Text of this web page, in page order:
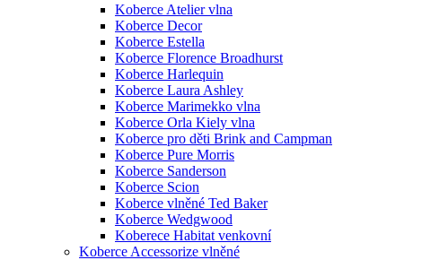
Koberce Atelier vlna
Koberce Decor
Koberce Estella
Koberce Florence Broadhurst
Koberce Harlequin
Koberce Laura Ashley
Koberce Marimekko vlna
Koberce Orla Kiely vlna
Koberce pro děti Brink and Campman
Koberce Pure Morris
Koberce Sanderson
Koberce Scion
Koberce vlněné Ted Baker
Koberce Wedgwood
Koberece Habitat venkovní
Koberce Accessorize vlněné